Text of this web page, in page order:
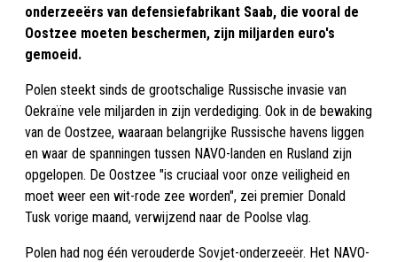
onderzeeërs van defensiefabrikant Saab, die vooral de
Oostzee moeten beschermen, zijn miljarden euro's
gemoeid.
Polen steekt sinds de grootschalige Russische invasie van
Oekraïne vele miljarden in zijn verdediging. Ook in de bewaking
van de Oostzee, waaraan belangrijke Russische havens liggen
en waar de spanningen tussen NAVO-landen en Rusland zijn
opgelopen. De Oostzee "is cruciaal voor onze veiligheid en
moet weer een wit-rode zee worden", zei premier Donald
Tusk vorige maand, verwijzend naar de Poolse vlag.
Polen had nog één verouderde Sovjet-onderzeeër. Het NAVO-